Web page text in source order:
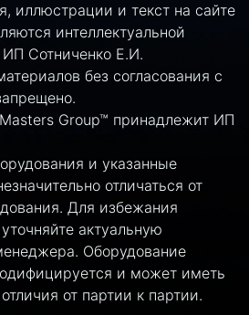
иллюстрации и текст на сайте
интеллектуальной
ИП Сотниченко Е.И.
без согласования с
Group™ принадлежит ИП
и указанные
отличаться от
Для избежания
актуальную
Оборудование
и может иметь
от партии к партии.